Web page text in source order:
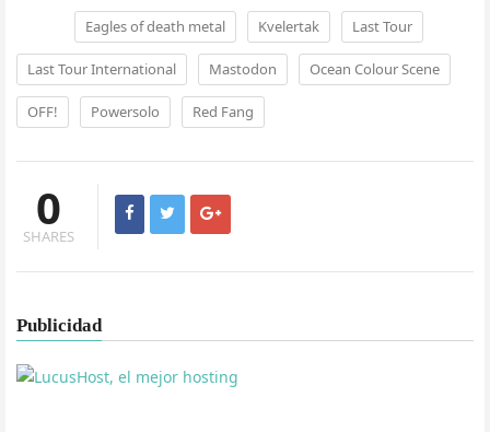
Eagles of death metal Kvelertak Last Tour
Last Tour International Mastodon Ocean Colour Scene
OFF! Powersolo Red Fang
0
SHARES
Publicidad